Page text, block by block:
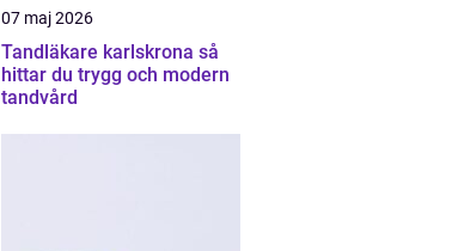
07 maj 2026
Tandläkare karlskrona så
hittar du trygg och modern
tandvård